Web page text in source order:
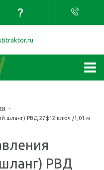
-
шланг) РВД 27ф12 ключ /1,01 м
РВД